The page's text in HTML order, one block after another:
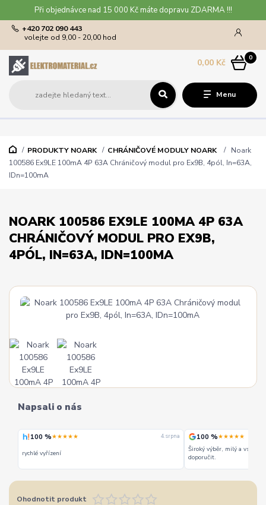
Při objednávce nad 15 000 Kč máte dopravu ZDARMA !!!
Menu
+420 702 090 443
volejte od 9,00 - 20,00 hod
0
0,00 Kč
PRODUKTY NOARK CHRÁNIČOVÉ MODULY NOARK
Noark
100586 Ex9LE 100mA 4P 63A Chráničový modul pro Ex9B, 4pól, In=63A,
IDn=100mA
NOARK 100586 EX9LE 100MA 4P 63A
CHRÁNIČOVÝ MODUL PRO EX9B,
4PÓL, IN=63A, IDN=100MA
Napsali o nás
100 %★★★★★ 4. srpna
rychlé vyřízení
100 %★★★★★
Široký výběr, milý a
doporučit.
Ohodnotit produkt